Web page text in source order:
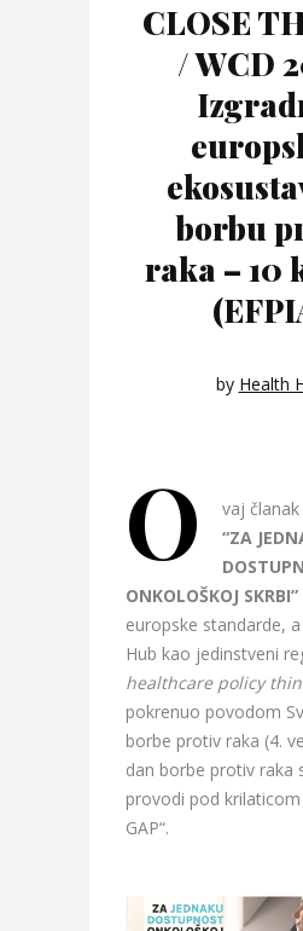
CLOSE
/ WCD
borbu
raka – 10
by Health
O
vaj
“ZA
ONKOLOŠKOJ SKRBI”
europske standarde,
Hub kao jedinstveni
healthcare policy
pokrenuo povodom
borbe protiv raka (4.
dan borbe protiv raka
provodi pod krilaticom
GAP“.